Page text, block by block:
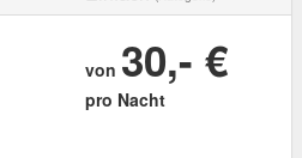
von 30,- €
pro Nacht